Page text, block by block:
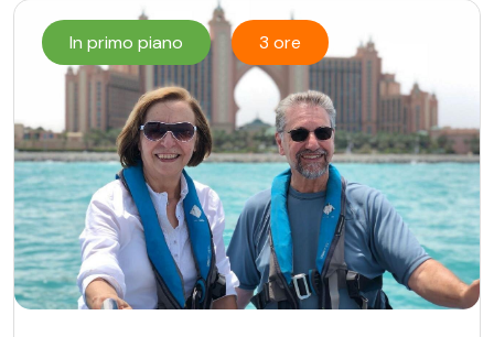
In primo piano 3 ore